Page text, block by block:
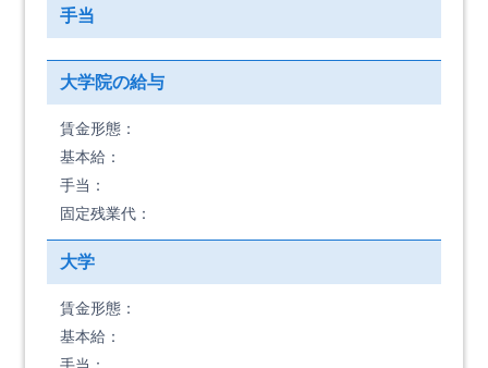
手当
大学院の給与
賃金形態：
基本給：
手当：
固定残業代：
大学
賃金形態：
基本給：